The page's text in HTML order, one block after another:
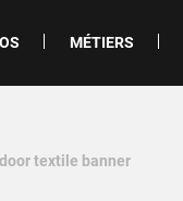
MÉTIERS
textile banner